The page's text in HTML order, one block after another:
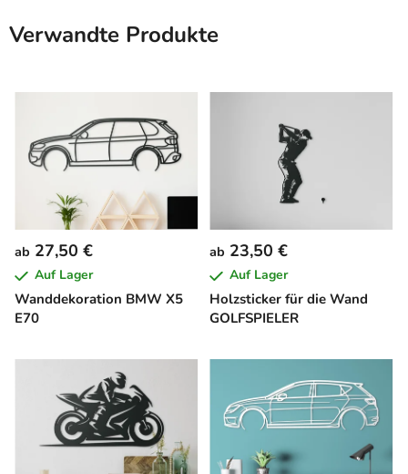
Verwandte Produkte
Wanddekoration BMW X5
E70
ab 27,50 €
Auf Lager
Holzsticker für die Wand
GOLFSPIELER
ab 23,50 €
Auf Lager